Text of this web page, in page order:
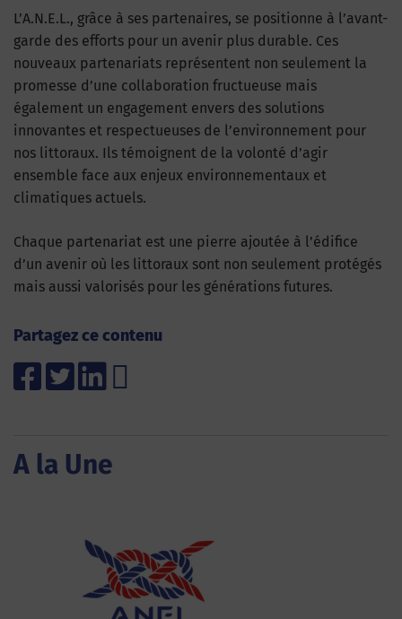
L’A.N.E.L., grâce à ses partenaires, se positionne à l’avant-
garde des efforts pour un avenir plus durable. Ces
nouveaux partenariats représentent non seulement la
promesse d’une collaboration fructueuse mais
également un engagement envers des solutions
innovantes et respectueuses de l’environnement pour
nos littoraux. Ils témoignent de la volonté d’agir
ensemble face aux enjeux environnementaux et
climatiques actuels.
Chaque partenariat est une pierre ajoutée à l’édifice
d’un avenir où les littoraux sont non seulement protégés
mais aussi valorisés pour les générations futures.
Partagez ce contenu
A la Une